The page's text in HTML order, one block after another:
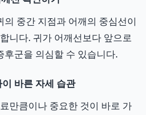
중간 지점과 어깨의 중심선이
니다. 귀가 어깨선보다 앞으로
군을 의심할 수 있습니다.
바른 자세 습관
만큼이나 중요한 것이 바로 가